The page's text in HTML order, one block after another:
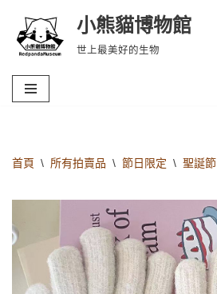
Skip
content
小熊貓博物館
世上最美好的生物
首頁 \ 所有拍賣品 \ 節日限定 \ 聖誕節